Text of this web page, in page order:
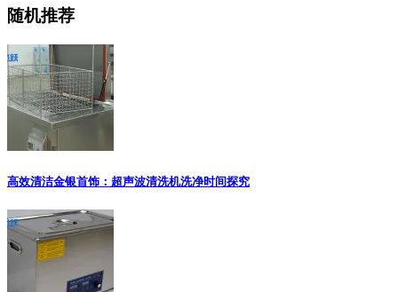
随机推荐
高效清洁金银首饰：超声波清洗机洗净时间探究